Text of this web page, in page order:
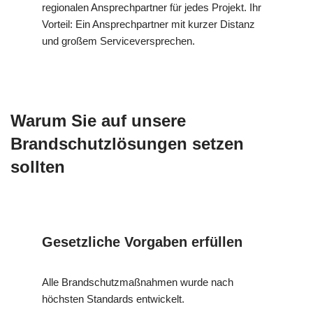
regionalen Ansprechpartner für jedes Projekt. Ihr
Vorteil: Ein Ansprechpartner mit kurzer Distanz
und großem Serviceversprechen.
Warum Sie auf unsere
Brandschutzlösungen setzen
sollten
Gesetzliche Vorgaben erfüllen
Alle Brandschutzmaßnahmen wurde nach
höchsten Standards entwickelt.